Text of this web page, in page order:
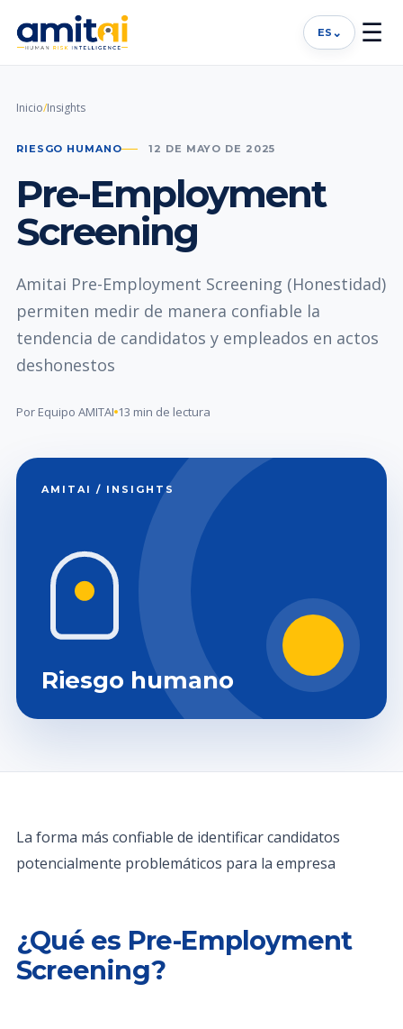
ES ⌄ ☰
Inicio/Insights
RIESGO HUMANO 12 DE MAYO DE 2025
Pre-Employment
Screening
Amitai Pre-Employment Screening (Honestidad)
permiten medir de manera confiable la
tendencia de candidatos y empleados en actos
deshonestos
Por Equipo AMITAI 13 min de lectura
AMITAI / INSIGHTS
Riesgo humano
La forma más confiable de identificar candidatos
potencialmente problemáticos para la empresa
¿Qué es Pre-Employment
Screening?